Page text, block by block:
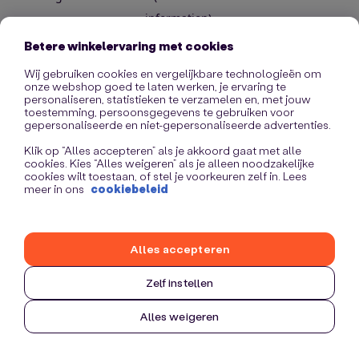
information).
Betere winkelervaring met cookies
Wij gebruiken cookies en vergelijkbare technologieën om
onze webshop goed te laten werken, je ervaring te
personaliseren, statistieken te verzamelen en, met jouw
toestemming, persoonsgegevens te gebruiken voor
gepersonaliseerde en niet-gepersonaliseerde advertenties.
Klik op “Alles accepteren” als je akkoord gaat met alle
cookies. Kies “Alles weigeren” als je alleen noodzakelijke
cookies wilt toestaan, of stel je voorkeuren zelf in. Lees
meer in ons cookiebeleid
Zelf instellen
Alles weigeren
Alles accepteren